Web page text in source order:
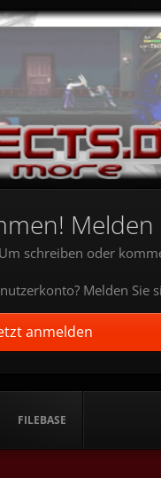
Melden
Um schreiben oder
Melden Sie
anmelden
FILEBASE